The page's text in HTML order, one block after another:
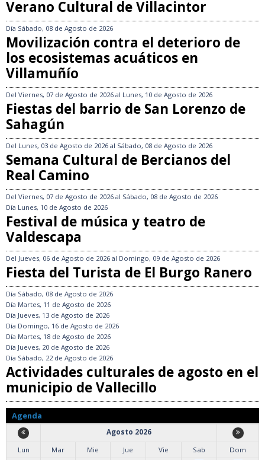
Verano Cultural de Villacintor
Día Sábado, 08 de Agosto de 2026
Movilización contra el deterioro de
los ecosistemas acuáticos en
Villamuñío
Del Viernes, 07 de Agosto de 2026 al Lunes, 10 de Agosto de 2026
Fiestas del barrio de San Lorenzo de
Sahagún
Del Lunes, 03 de Agosto de 2026 al Sábado, 08 de Agosto de 2026
Semana Cultural de Bercianos del
Real Camino
Del Viernes, 07 de Agosto de 2026 al Sábado, 08 de Agosto de 2026
Día Lunes, 10 de Agosto de 2026
Festival de música y teatro de
Valdescapa
Del Jueves, 06 de Agosto de 2026 al Domingo, 09 de Agosto de 2026
Fiesta del Turista de El Burgo Ranero
Día Sábado, 08 de Agosto de 2026
Día Martes, 11 de Agosto de 2026
Día Jueves, 13 de Agosto de 2026
Día Domingo, 16 de Agosto de 2026
Día Martes, 18 de Agosto de 2026
Día Jueves, 20 de Agosto de 2026
Día Sábado, 22 de Agosto de 2026
Actividades culturales de agosto en el
municipio de Vallecillo
Agenda
Agosto 2026
Lun
Mar Mie Jue Vie Sab
Dom